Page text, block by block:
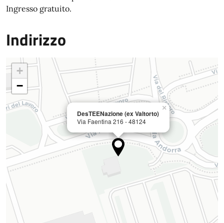
Ingresso gratuito.
Indirizzo
DesTEENazione (ex Valtorto)
Via Faentina 216 - 48124
×
+
−